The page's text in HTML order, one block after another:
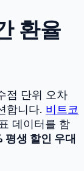
환율
점 단위 오차
합니다. 비트코
데이터를 함
평생 할인 우대